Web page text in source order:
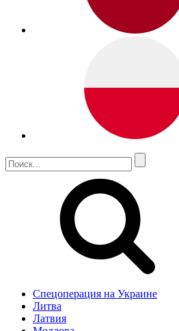
Спецоперация на Украине
Литва
Латвия